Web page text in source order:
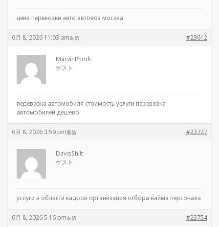
цена перевозки авто автовоз москва
6月 8, 2026 11:03 am #23612
返信
MarvinPhork
ゲスト
перевозка автомобиля стоимость услуги перевозка
автомобилей дешево
6月 8, 2026 3:59 pm #23727
返信
DavisShilt
ゲスト
услуги в области кадров организация отбора найма персонала
6月 8, 2026 5:16 pm #23754
返信